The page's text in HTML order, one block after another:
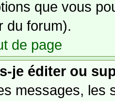
que vous
du forum).
de page
je éditer ou
messages, les